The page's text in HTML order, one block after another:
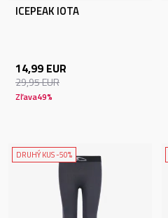
ICEPEAK IOTA
14,99 EUR
29,95EUR
Zľava49%
DRUHÝ KUS -50%